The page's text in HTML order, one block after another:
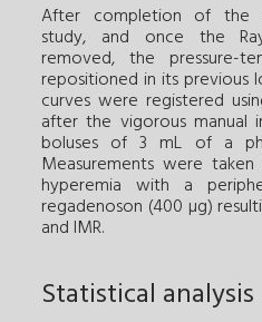
After completion of the
study, and once the
removed, the pressure-
repositioned in its previous
curves were registered
after the vigorous manual
boluses of 3 mL of a
Measurements were
hyperemia with a
regadenoson (400 µg)
and IMR.
Statistical analysis